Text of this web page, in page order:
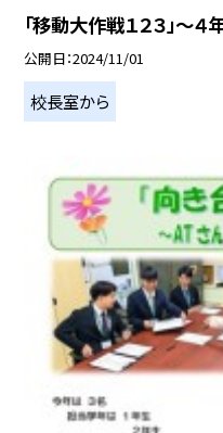
「移動大作戦１２３」～
公開日 2024/11/01
校長室から